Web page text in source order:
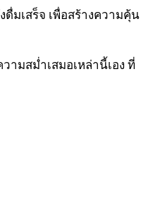
มเสร็จ เพื่อสร้างความคุ้น
ามสม่ำเสมอเหล่านี้เอง ที่